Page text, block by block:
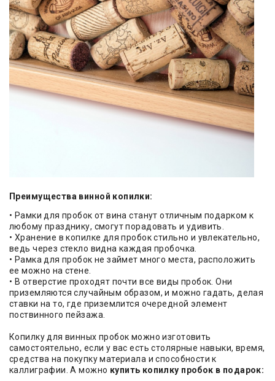
Преимущества винной копилки:
• Рамки для пробок от вина станут отличным подарком к
любому празднику, смогут порадовать и удивить.
• Хранение в копилке для пробок стильно и увлекательно,
ведь через стекло видна каждая пробочка.
• Рамка для пробок не займет много места, расположить
ее можно на стене.
• В отверстие проходят почти все виды пробок. Они
приземляются случайным образом, и можно гадать, делая
ставки на то, где приземлится очередной элемент
поствинного пейзажа.
Копилку для винных пробок можно изготовить
самостоятельно, если у вас есть столярные навыки, время,
средства на покупку материала и способности к
каллиграфии. А можно купить копилку пробок в подарок: